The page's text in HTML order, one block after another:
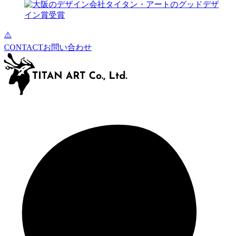
CONTACTお問い合わせ